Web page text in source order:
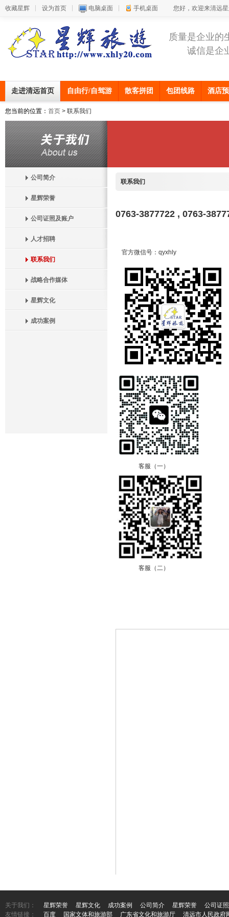
收藏星辉 设为首页 电脑桌面 手机桌面 您好，欢迎来清远
质量是企业的
诚信是企
走进清远首页 自由行/自驾游 散客拼团 包团线路 酒店
您当前的位置： 首页 > 联系我们
公司简介
星辉荣誉
公司证照及账户
人才招聘
联系我们
战略合作媒体
星辉文化
成功案例
联系我们
0763-3877722 , 0763-
官方微信号：
客服（一）
客服（二）
关于我们： 星辉荣誉 星辉文化 成功案例 公司简介 星辉荣誉
公司证
友情链接：
百度 国家文体和旅游部 广东省文化和旅游厅 清远市人民政府